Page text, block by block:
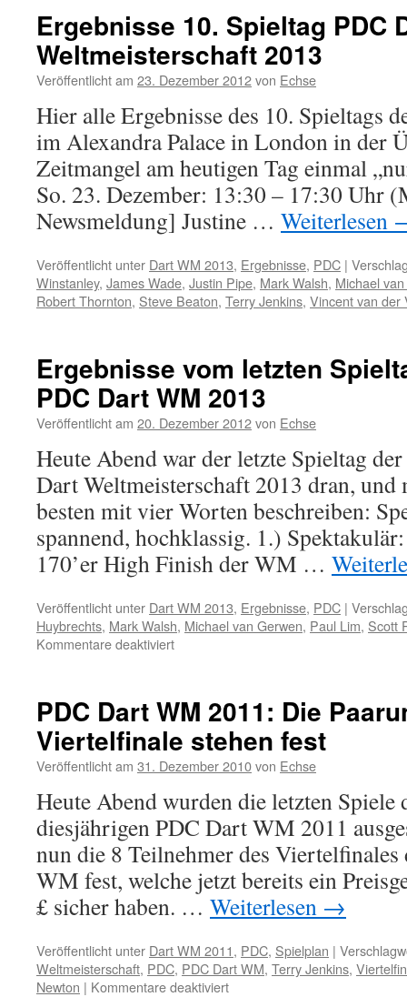
Ergebnisse 10. Spieltag PDC
Weltmeisterschaft 2013
Veröffentlicht am 23. Dezember 2012von Echse
Hier alle Ergebnisse des 10. Spieltags
im Alexandra Palace in London in der
Zeitmangel am heutigen Tag einmal
So. 23. Dezember: 13:30 – 17:30 Uhr
Newsmeldung] Justine … Weiterlesen
Veröffentlicht unter Dart WM 2013, Ergebnisse, PDC |
Winstanley, James Wade, Justin Pipe, Mark Walsh, Michael
Robert Thornton, Steve Beaton, Terry Jenkins, Vincent van der
Ergebnisse vom letzten
PDC Dart WM 2013
Veröffentlicht am 20. Dezember 2012von Echse
Heute Abend war der letzte Spieltag
Dart Weltmeisterschaft 2013 dran, und
besten mit vier Worten beschreiben:
spannend, hochklassig. 1.)
170’er High Finish der WM …
Veröffentlicht unter Dart WM 2013, Ergebnisse, PDC |
Huybrechts, Mark Walsh, Michael van Gerwen, Paul Lim, Scott
Kommentare deaktiviertfür
Spieltag
–
1.
Runde
Dart
WM
2013
PDC Dart WM 2011: Die
Viertelfinale stehen fest
Veröffentlicht am 31. Dezember 2010von Echse
Heute Abend wurden die letzten Spiele
diesjährigen PDC Dart WM 2011
nun die 8 Teilnehmer des
WM fest, welche jetzt bereits ein
£ sicher haben. … Weiterlesen →
Veröffentlicht unter Dart WM 2011, PDC, Spielplan |
Weltmeisterschaft, PDC, PDC Dart WM, Terry Jenkins,
Newton | Kommentare deaktiviertfür